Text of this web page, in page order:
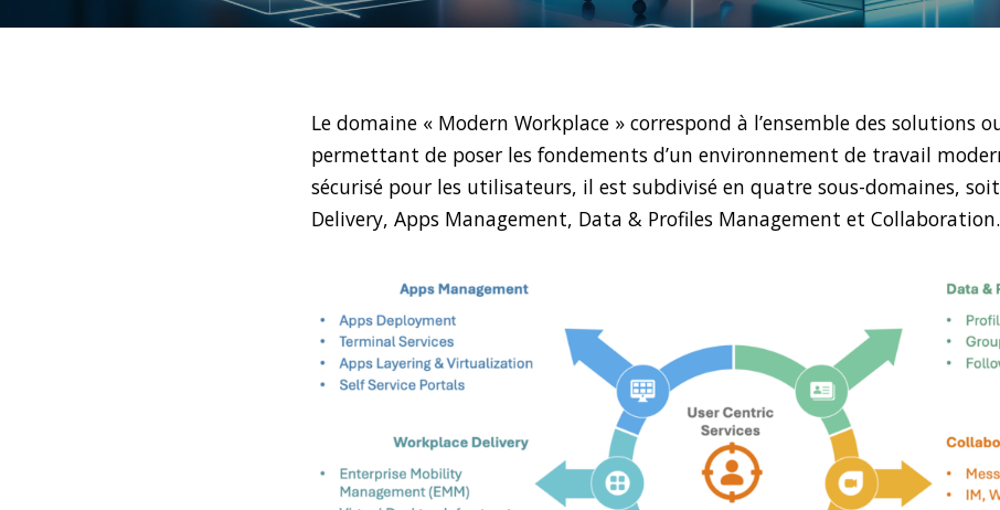
Le domaine « Modern Workplace » correspond à l’ensemble des solutions
permettant de poser les fondements d’un environnement de travail
sécurisé pour les utilisateurs, il est subdivisé en quatre sous-domaines,
Delivery, Apps Management, Data & Profiles Management et Collaboration.